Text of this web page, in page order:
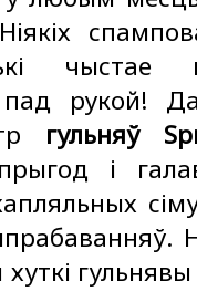
чыстае
рукой!
гульняў
і